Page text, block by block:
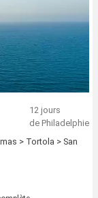
12 jours
de Philadelphie
> Tortola > San